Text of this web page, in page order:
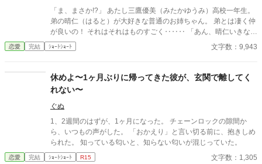
ックスの、超高濃度イチャイチャ・ラブコメ、開幕！
「ま、まさか!?」 あたし三鷹優美（みたかゆうみ）高校一年生。
弟の晴仁（はると）が大好きな普通のお姉ちゃん。 弟とは凄く仲
が良いの！ それはそれはものすごく‥‥‥ 「あん、晴仁いきなり
そんなのお口に入らないよぉ～♡」 そんな関係のあたしたち。 で
もある日トイレであたしはアレが来そうなのになかなか来ないの
お腹が出て来てる!?」 お姉ちゃんの秘密の悩みです。
恋愛 完結 ｼｮｰﾄｼｮｰﾄ 文字数：9,943
休めよ〜1ヶ月ぶりに帰ってきた彼が、玄関で離してく
れない〜
ぐぬ
1、2週間のはずが、1ヶ月になった。 チェーンロックの隙間か
ら、いつもの声がした。 「おかえり」と言い切る前に、抱きしめ
られた。 知っている匂いと、知らない匂いが混じっていた。
恋愛 完結 ｼｮｰﾄｼｮｰﾄ R15 文字数：1,305